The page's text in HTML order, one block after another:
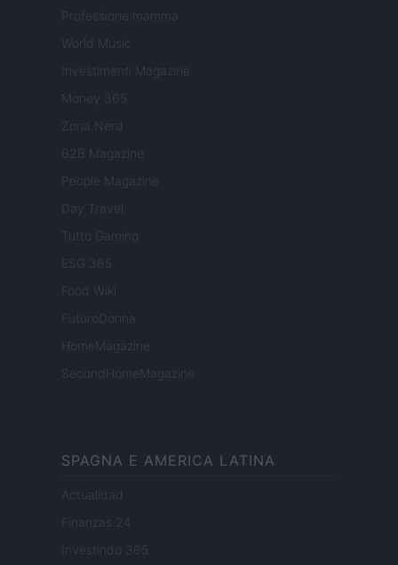
Professione mamma
World Music
Investimenti Magazine
Money 365
Zona Nerd
B2B Magazine
People Magazine
Day Travel
Tutto Gaming
ESG 365
Food Wiki
FuturoDonna
HomeMagazine
SecondHomeMagazine
SPAGNA E AMERICA LATINA
Actualidad
Finanzas 24
Investindo 365